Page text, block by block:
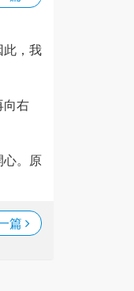
此，我
向右
心。原
篇